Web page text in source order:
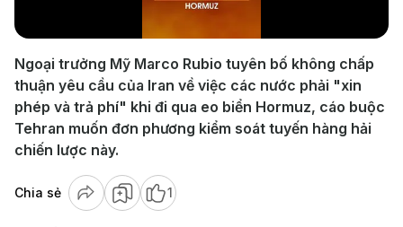
Video
Ngoại trưởng Mỹ Marco Rubio tuyên bố không chấp
thuận yêu cầu của Iran về việc các nước phải "xin
phép và trả phí" khi đi qua eo biển Hormuz, cáo buộc
Tehran muốn đơn phương kiểm soát tuyến hàng hải
chiến lược này.
Chia sẻ 1